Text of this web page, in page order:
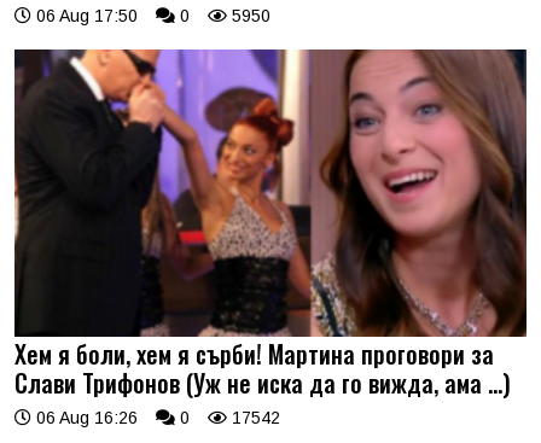
06 Aug 17:50 0 5950
Хем я боли, хем я сърби! Мартина проговори за
Слави Трифонов (Уж не иска да го вижда, ама …)
06 Aug 16:26 0 17542